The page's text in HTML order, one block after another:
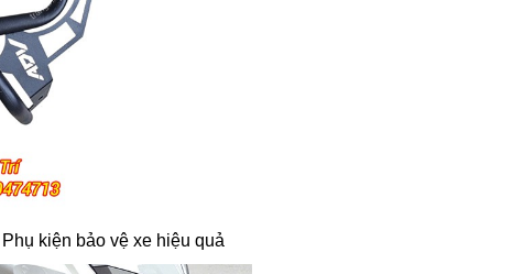
kiện bảo vệ xe hiệu quả